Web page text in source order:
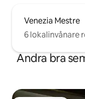
Venezia Mestre
6 lokalinvånare
Andra bra